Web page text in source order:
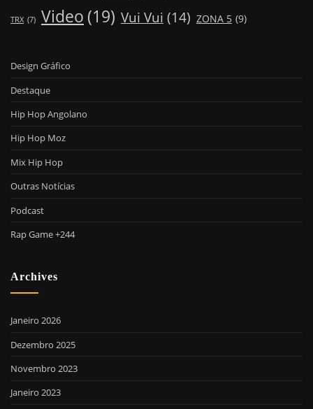
TRX (7) Video (19) Vui Vui (14) ZONA 5 (9)
Design Gráfico
Destaque
Hip Hop Angolano
Hip Hop Moz
Mix Hip Hop
Outras Notícias
Podcast
Rap Game +244
Archives
Janeiro 2026
Dezembro 2025
Novembro 2023
Janeiro 2023